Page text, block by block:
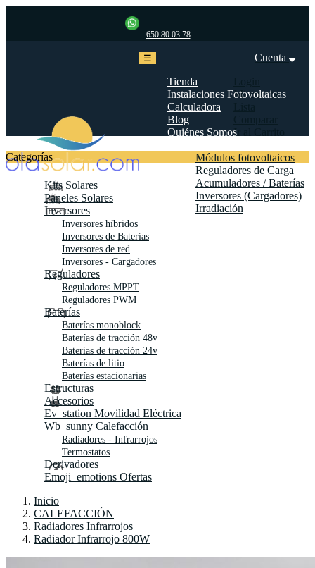
650 80 03 78
Cuenta
Mi cuenta
Ir al Carrito
Navegación
palanca
☰
Tienda
Instalaciones Fotovoltaicas
Calculadora
Blog
Quiénes Somos
Módulos fotovoltaicos
Reguladores de Carga
Acumuladores / Baterías
Inversores (Cargadores)
Irradiación
Categorías
Kits Solares
Paneles Solares
Inversores
Inversores híbridos
Inversores de Baterías
Inversores de red
Inversores - Cargadores
Reguladores
Reguladores MPPT
Reguladores PWM
Baterías
Baterías monoblock
Baterías de tracción 48v
Baterías de tracción 24v
Baterías de litio
Baterías estacionarias
Estructuras
Accesorios
Ev_station Movilidad Eléctrica
Wb_sunny Calefacción
Radiadores - Infrarrojos
Termostatos
Derivadores
Emoji_emotions Ofertas
Inicio
CALEFACCIÓN
Radiadores Infrarrojos
Radiador Infrarrojo 800W